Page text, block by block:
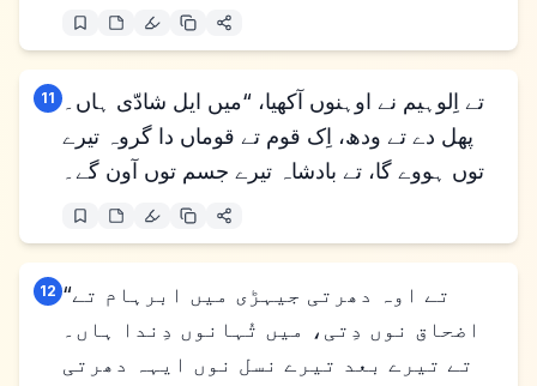
11
تے اِلوہیم نے اوہنوں آکھیا، “میں ایل شادّی ہاں۔
پھل دے تے ودھ، اِک قوم تے قوماں دا گروہ تیرے
توں ہووے گا، تے بادشاہ تیرے جسم توں آون گے۔
12 “تے اوہ دھرتی جیہڑی میں ابرہام تے
اضحاق نوں دِتی، میں تُہانوں دِندا ہاں۔
تے تیرے بعد تیرے نسل نوں ایہہ دھرتی